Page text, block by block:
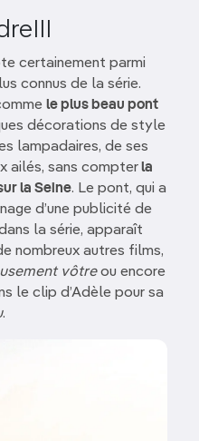
certainement parmi
connus de la série.
le plus beau pont
décorations de style
lampadaires, de ses
ailés, sans compterla
la Seine. Le pont, qui a
d’une publicité de
la série, apparaît
nombreux autres films,
vôtreou encore
le clip d’Adèle pour sa
.